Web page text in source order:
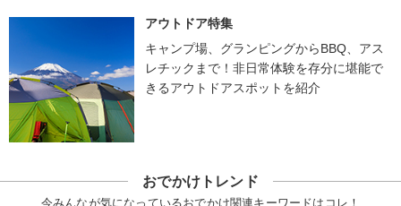
アウトドア特集
キャンプ場、グランピングからBBQ、アス
レチックまで！非日常体験を存分に堪能で
きるアウトドアスポットを紹介
おでかけトレンド
今みんなが気になっているおでかけ関連キーワードはコレ！